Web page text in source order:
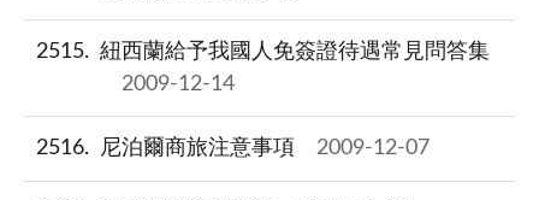
2515
紐西蘭給予我國人免簽證待遇常見問答集
2009-12-14
2516 尼泊爾商旅注意事項 2009-12-07